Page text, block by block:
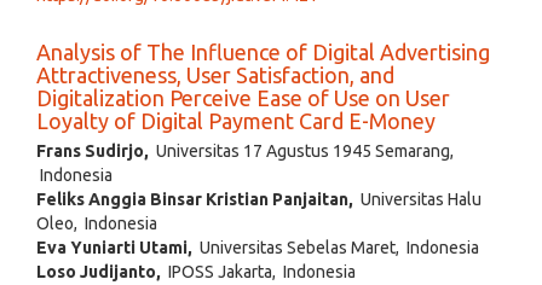
Analysis of The Influence of Digital Advertising
Attractiveness, User Satisfaction, and
Digitalization Perceive Ease of Use on User
Loyalty of Digital Payment Card E-Money
Frans Sudirjo, Universitas 17 Agustus 1945 Semarang,
Indonesia
Feliks Anggia Binsar Kristian Panjaitan, Universitas Halu
Oleo, Indonesia
Eva Yuniarti Utami, Universitas Sebelas Maret, Indonesia
Loso Judijanto, IPOSS Jakarta, Indonesia